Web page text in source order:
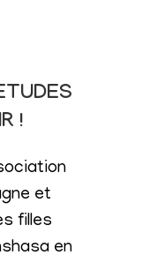
!
et
filles
en